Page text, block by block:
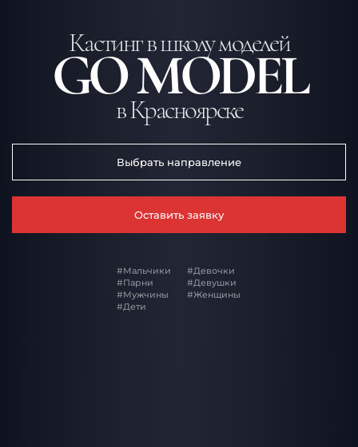
Кастинг в школу моделей
GO MODEL
в Красноярске
Выбрать направление
Оставить заявку
#Мальчики
#Парни
#Мужчины
#Дети
#Девочки
#Девушки
#Женщины